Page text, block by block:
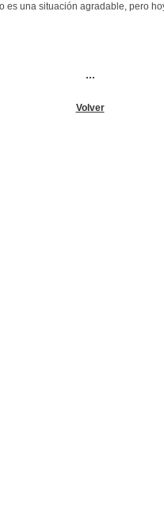
es una situación agradable, pero
...
Volver